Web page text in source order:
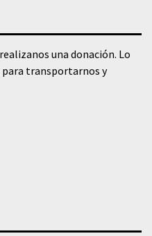
una donación. Lo
transportarnos y